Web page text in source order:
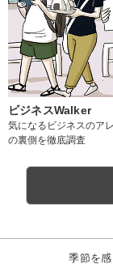
ビジネスWalker
気になるビジネスのア
の裏側を徹底調査
季節を